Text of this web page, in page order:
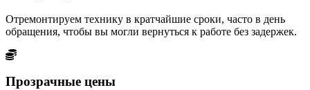
Отремонтируем технику в кратчайшие сроки, часто в день
обращения, чтобы вы могли вернуться к работе без задержек.
Прозрачные цены